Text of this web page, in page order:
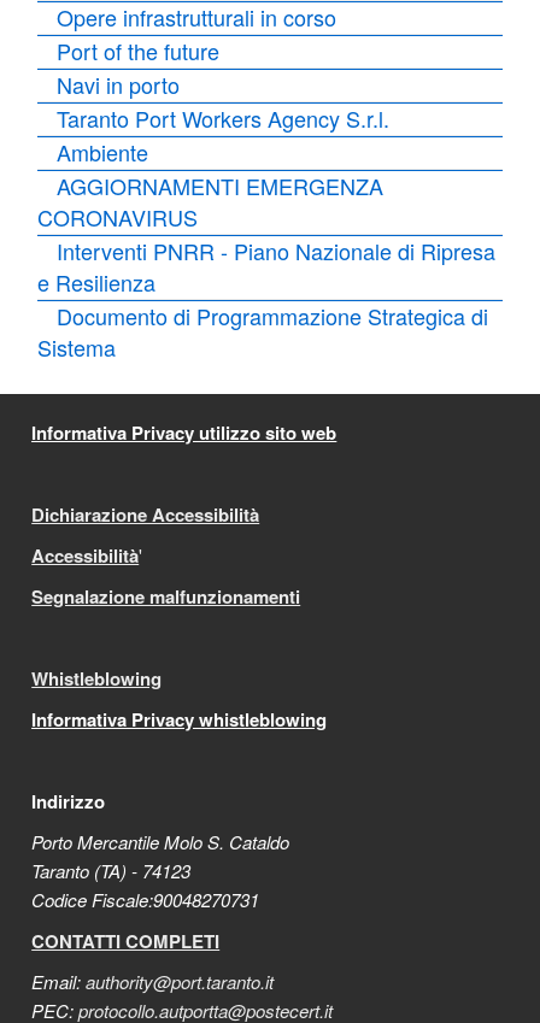
Opere infrastrutturali in corso
Port of the future
Navi in porto
Taranto Port Workers Agency S.r.l.
Ambiente
AGGIORNAMENTI EMERGENZA
CORONAVIRUS
Interventi PNRR - Piano Nazionale di Ripresa
e Resilienza
Documento di Programmazione Strategica di
Sistema
Informativa Privacy utilizzo sito web
Dichiarazione Accessibilità
Accessibilità'
Segnalazione malfunzionamenti
Whistleblowing
Informativa Privacy whistleblowing
Indirizzo
Porto Mercantile Molo S. Cataldo
Taranto (TA) - 74123
Codice Fiscale:90048270731
CONTATTI COMPLETI
Email:authority@port.taranto.it
PEC:protocollo.autportta@postecert.it